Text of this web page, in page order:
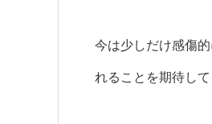
今は少しだけ感傷
れる ことを期待して